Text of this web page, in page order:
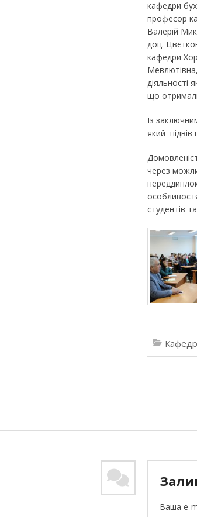
кафедри
професор
Валерій
доц.
кафедри
діяльності
що отримали
Із
який
через
студентів
Ваша e-